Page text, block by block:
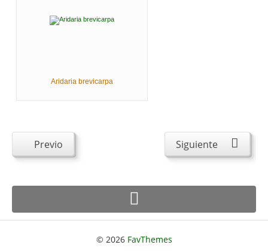
Aridaria brevicarpa
Previo Siguiente
© 2026 FavThemes